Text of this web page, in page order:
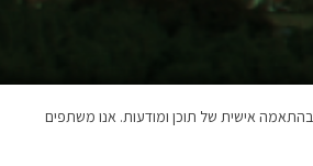
אישית של תוכן ומודעות. אנו משתפים